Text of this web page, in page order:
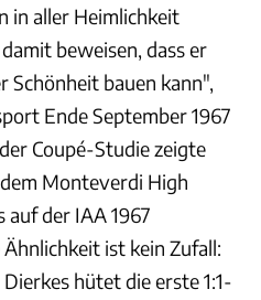
in aller Heimlichkeit
beweisen, dass er
Schönheit bauen kann",
Ende September 1967
Coupé-Studie zeigte
Monteverdi High
auf der IAA 1967
ist kein Zufall:
hütet die erste 1:1-